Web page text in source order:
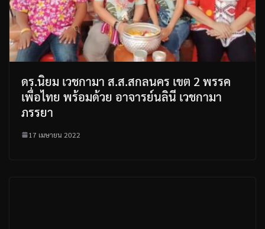
ดร.นิยม เวชกามา ส.ส.สกลนคร เขต 2 พรรค
เพื่อไทย พร้อมด้วย อาจารย์นลินี เวชกามา
ภรรยา
17 เมษายน 2022